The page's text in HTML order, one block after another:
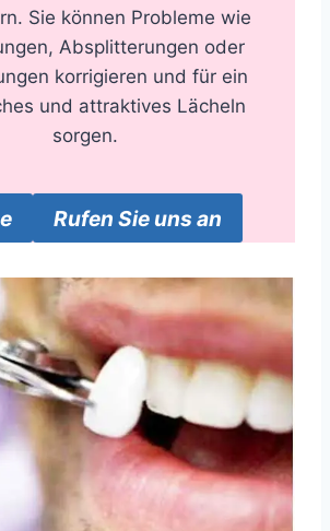
Sie können Probleme wie
Absplitterungen oder
korrigieren und für ein
und attraktives Lächeln
sorgen.
Rufen Sie uns an